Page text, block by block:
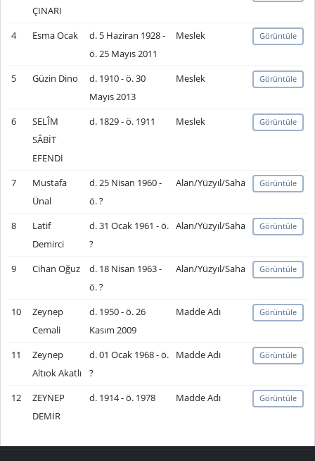
ÇINARI
4 Esma Ocak
d. 5 Haziran 1928 -
ö. 25 Mayıs 2011
Meslek Görüntüle
5 Güzin Dino
d. 1910 - ö. 30
Mayıs 2013
Meslek Görüntüle
6
SELÎM
SÂBİT
EFENDİ
d. 1829 - ö. 1911 Meslek Görüntüle
7
Mustafa
Ünal
d. 25 Nisan 1960 -
ö. ?
Alan/Yüzyıl/Saha Görüntüle
8
Latif
Demirci
d. 31 Ocak 1961 - ö.
?
Alan/Yüzyıl/Saha Görüntüle
9 Cihan Oğuz
d. 18 Nisan 1963 -
ö. ?
Alan/Yüzyıl/Saha Görüntüle
10
Zeynep
Cemali
d. 1950 - ö. 26
Kasım 2009
Madde Adı Görüntüle
11
Zeynep
Altıok Akatlı
d. 01 Ocak 1968 - ö.
?
Madde Adı Görüntüle
12
ZEYNEP
DEMİR
d. 1914 - ö. 1978 Madde Adı Görüntüle